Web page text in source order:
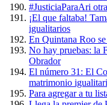
#JusticiaParaAri
¡El que faltaba!
igualitarios
En Quintana Roo
No hay pruebas: la
Obrador
El número 31: El
matrimonio
Para agregar a tu